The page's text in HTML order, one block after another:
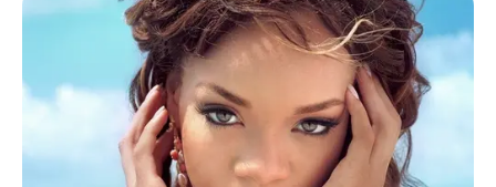
CATATUMBO
PUENTE INTERNACIONAL SIMÓN BOLÍVAR
NOTICIAS NORTE DE SANTANDER
ÁREA METROPOLITANA DE CÚCUTA
OCAÑA
NARCOTRÁFICO
ELN